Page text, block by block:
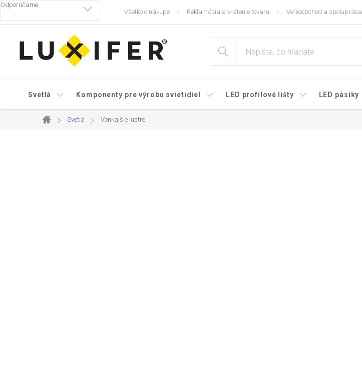
Prejsť
obsah
Všetko o nákupe Reklamácia a vrátenie tovaru Veľkoobchod a spolupráca
Svetlá Komponenty pre výrobu svietidiel LED profilové lišty LED pásiky
Domov
Svetlá Vonkajšie lustre